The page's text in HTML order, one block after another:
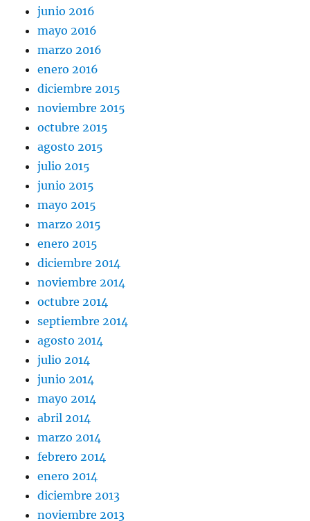
junio 2016
mayo 2016
marzo 2016
enero 2016
diciembre 2015
noviembre 2015
octubre 2015
agosto 2015
julio 2015
junio 2015
mayo 2015
marzo 2015
enero 2015
diciembre 2014
noviembre 2014
octubre 2014
septiembre 2014
agosto 2014
julio 2014
junio 2014
mayo 2014
abril 2014
marzo 2014
febrero 2014
enero 2014
diciembre 2013
noviembre 2013